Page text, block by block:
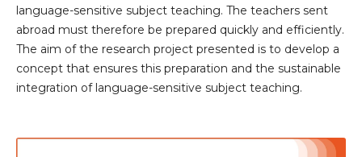
language-sensitive subject teaching. The teachers sent
abroad must therefore be prepared quickly and efficiently.
The aim of the research project presented is to develop a
concept that ensures this preparation and the sustainable
integration of language-sensitive subject teaching.